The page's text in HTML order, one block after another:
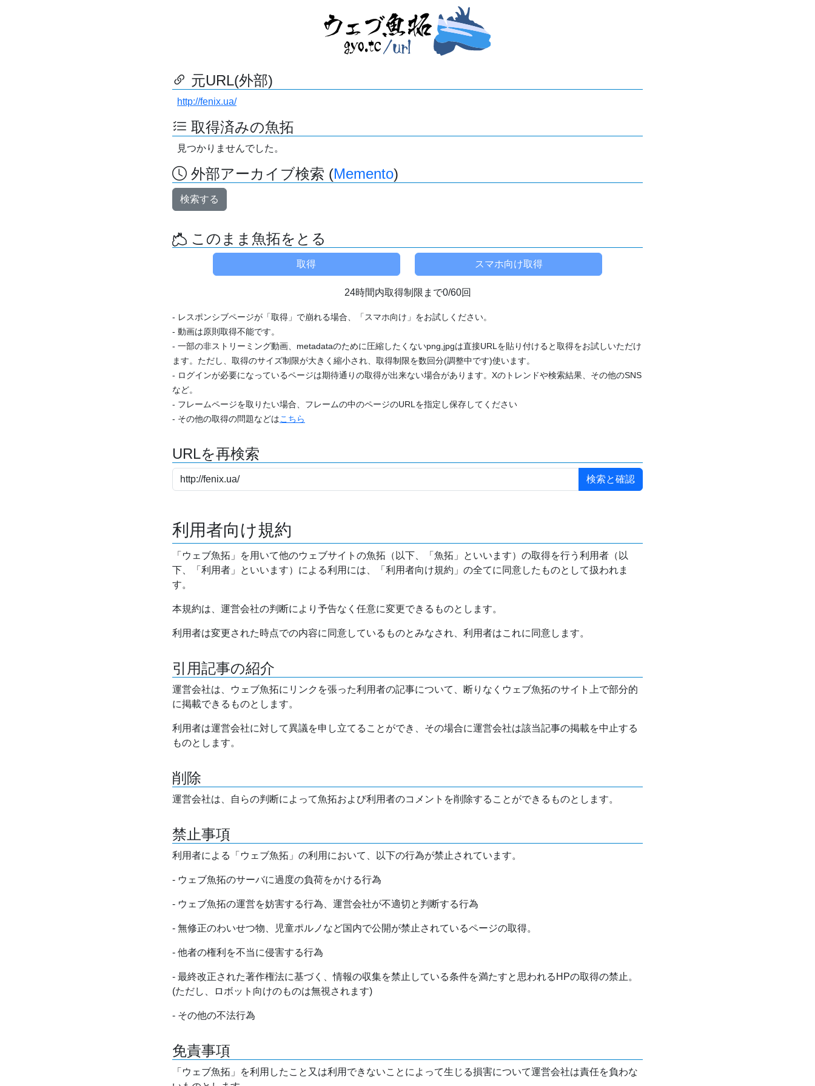
元URL(外部)
http://fenix.ua/
取得済みの魚拓
見つかりませんでした。
外部アーカイブ検索 (Memento)
検索する
このまま魚拓をとる
24時間内取得制限まで0/60回
- レスポンシブページが「取得」で崩れる場合、「スマホ向け」をお試しください。
- 動画は原則取得不能です。
- 一部の非ストリーミング動画、metadataのために圧縮したくないpng,jpgは直接URLを貼り付けると取得をお試しいただけ
ます。ただし、取得のサイズ制限が大きく縮小され、取得制限を数回分(調整中です)使います。
- ログインが必要になっているページは期待通りの取得が出来ない場合があります。Xのトレンドや検索結果、その他のSNS
など。
- フレームページを取りたい場合、フレームの中のページのURLを指定し保存してください
- その他の取得の問題などはこちら
URLを再検索
利用者向け規約
「ウェブ魚拓」を用いて他のウェブサイトの魚拓（以下、「魚拓」といいます）の取得を行う利用者（以
下、「利用者」といいます）による利用には、「利用者向け規約」の全てに同意したものとして扱われま
す。
本規約は、運営会社の判断により予告なく任意に変更できるものとします。
利用者は変更された時点での内容に同意しているものとみなされ、利用者はこれに同意します。
引用記事の紹介
運営会社は、ウェブ魚拓にリンクを張った利用者の記事について、断りなくウェブ魚拓のサイト上で部分的
に掲載できるものとします。
利用者は運営会社に対して異議を申し立てることができ、その場合に運営会社は該当記事の掲載を中止する
ものとします。
削除
運営会社は、自らの判断によって魚拓および利用者のコメントを削除することができるものとします。
禁止事項
利用者による「ウェブ魚拓」の利用において、以下の行為が禁止されています。
- ウェブ魚拓のサーバに過度の負荷をかける行為
- ウェブ魚拓の運営を妨害する行為、運営会社が不適切と判断する行為
- 無修正のわいせつ物、児童ポルノなど国内で公開が禁止されているページの取得。
- 他者の権利を不当に侵害する行為
- 最終改正された著作権法に基づく、情報の収集を禁止している条件を満たすと思われるHPの取得の禁止。
(ただし、ロボット向けのものは無視されます)
- その他の不法行為
免責事項
「ウェブ魚拓」を利用したこと又は利用できないことによって生じる損害について運営会社は責任を負わな